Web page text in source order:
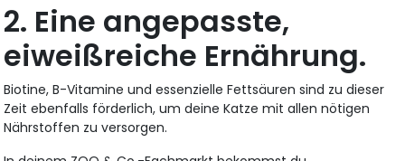
2. Eine angepasste,
eiweißreiche Ernährung.
Biotine, B-Vitamine und essenzielle Fettsäuren sind zu dieser
Zeit ebenfalls förderlich, um deine Katze mit allen nötigen
Nährstoffen zu versorgen.